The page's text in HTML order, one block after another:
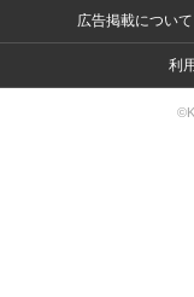
広告掲載について
利